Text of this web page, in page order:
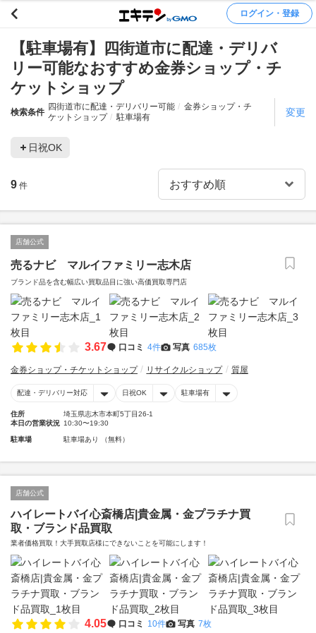
ログイン・登録
【駐車場有】四街道市に配達・デリバ
リー可能なおすすめ金券ショップ・チ
ケットショップ
検索条件
四街道市に配達・デリバリー可能
金券ショップ・チ
ケットショップ
駐車場有 変更
日祝OK
9 件
店舗公式
売るナビ マルイファミリー志木店
ブランド品を含む幅広い買取品目に強い高価買取専門店
3.67 口コミ 4件 写真 685枚
金券ショップ・チケットショップ リサイクルショップ 質屋
配達・デリバリー対応 日祝OK 駐車場有
住所
埼玉県志木市本町5丁目26-1
本日の営業状況 10:30〜19:30
駐車場 駐車場あり （無料）
店舗公式
ハイレートバイ心斎橋店|貴金属・金プラチナ買
取・ブランド品買取
業者価格買取！大手買取店様にできないことを可能にします！
4.05 口コミ 10件 写真 7枚